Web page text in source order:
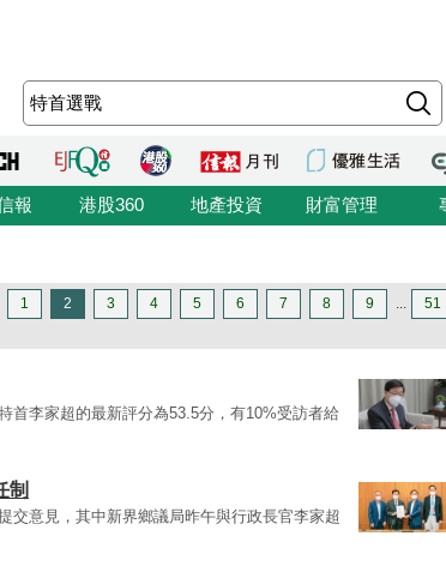
報 港股360 地產投資 財富管理
1 2 3 4 5 6 7 8 9 ... 51
首李家超的最新評分為53.5分，有10%受訪者給
制
交意見，其中新界鄉議局昨午與行政長官李家超